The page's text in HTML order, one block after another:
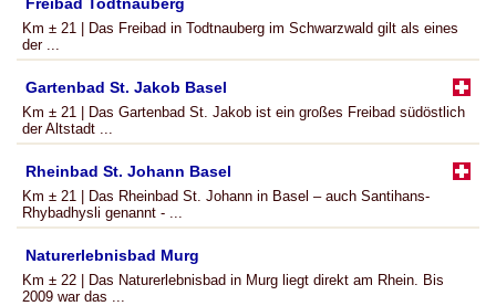
Km ± 21 | Das Freibad in Todtnauberg im Schwarzwald gilt als eines
der ...
Gartenbad St. Jakob Basel
Km ± 21 | Das Gartenbad St. Jakob ist ein großes Freibad südöstlich
der Altstadt ...
Rheinbad St. Johann Basel
Km ± 21 | Das Rheinbad St. Johann in Basel – auch Santihans-
Rhybadhysli genannt - ...
Naturerlebnisbad Murg
Km ± 22 | Das Naturerlebnisbad in Murg liegt direkt am Rhein. Bis
2009 war das ...